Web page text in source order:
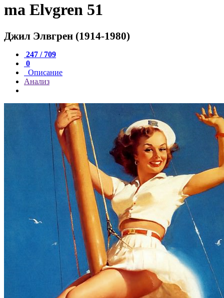
ma Elvgren 51
Джил Элвгрен (1914-1980)
247 / 709
0
Описание
Анализ